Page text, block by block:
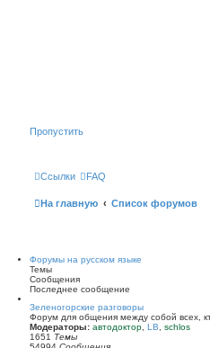
Пропустить
Ссылки FAQ
На главную Список форумов
Форумы на русском языке
Темы
Сообщения
Последнее сообщение
Зеленогорские разговоры
Форум для общения между собой всех,
Модераторы: автодоктор LB
schlos
1651 Темы